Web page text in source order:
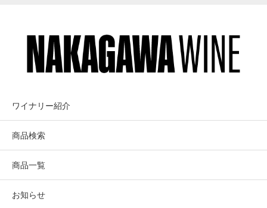
ワイナリー紹介
商品検索
商品一覧
お知らせ